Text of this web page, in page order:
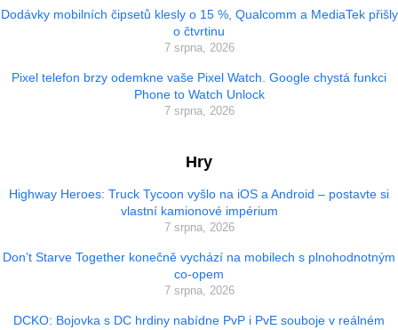
Dodávky mobilních čipsetů klesly o 15 %, Qualcomm a MediaTek přišly
o čtvrtinu
7 srpna, 2026
Pixel telefon brzy odemkne vaše Pixel Watch. Google chystá funkci
Phone to Watch Unlock
7 srpna, 2026
Hry
Highway Heroes: Truck Tycoon vyšlo na iOS a Android – postavte si
vlastní kamionové impérium
7 srpna, 2026
Don’t Starve Together konečně vychází na mobilech s plnohodnotným
co-opem
7 srpna, 2026
DCKO: Bojovka s DC hrdiny nabídne PvP i PvE souboje v reálném